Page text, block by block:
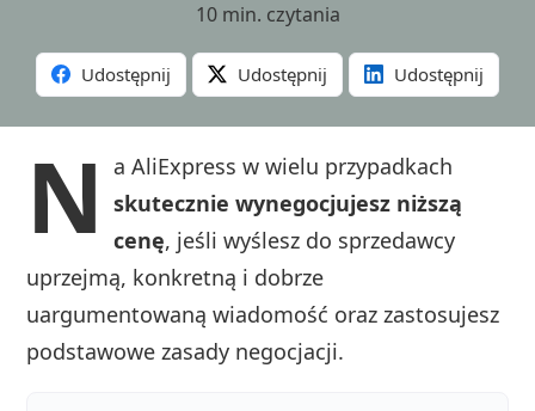
10 min. czytania
Udostępnij Udostępnij Udostępnij
N
a AliExpress w wielu przypadkach
skutecznie wynegocjujesz niższą
cenę, jeśli wyślesz do sprzedawcy
uprzejmą, konkretną i dobrze
uargumentowaną wiadomość oraz zastosujesz
podstawowe zasady negocjacji.